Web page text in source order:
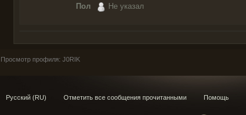
Пол Не указал
Просмотр профиля: J0RIK
Русский (RU) Отметить все сообщения прочитанными Помощь